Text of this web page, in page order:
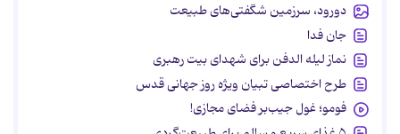
دورود، سرزمین شگفتی‌های طبیعت
جان فدا
نماز لیله الدفن برای شهدای بیت رهبری
طرح اختصاصی تبیان ویژه روز جهانی قدس
فومو؛ غول جیب‌بر فضای مجازی!